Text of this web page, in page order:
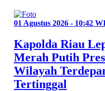
01 Agustus 2026 - 10:42
Kapolda Riau
Merah Putih
Wilayah
Tertinggal